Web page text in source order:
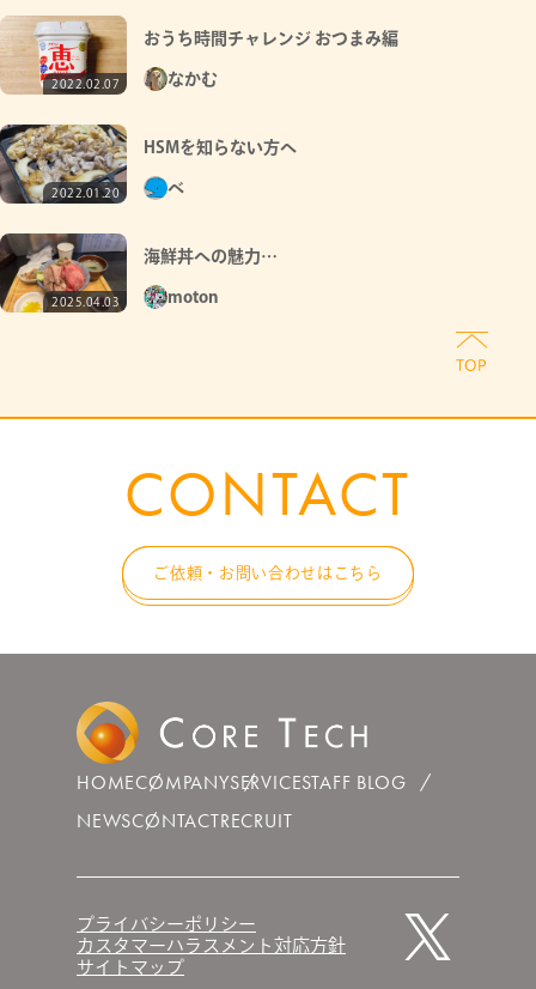
2022.02.07
おうち時間チャレンジ おつまみ編
なかむ
2022.01.20
HSMを知らない方へ
べ
2025.04.03
海鮮丼への魅力…
moton
CONTACT
ご依頼・お問い合わせはこちら
HOMECOMPANYSERVICESTAFF BLOG
NEWSCONTACTRECRUIT
プライバシーポリシー
カスタマーハラスメント対応方針
サイトマップ